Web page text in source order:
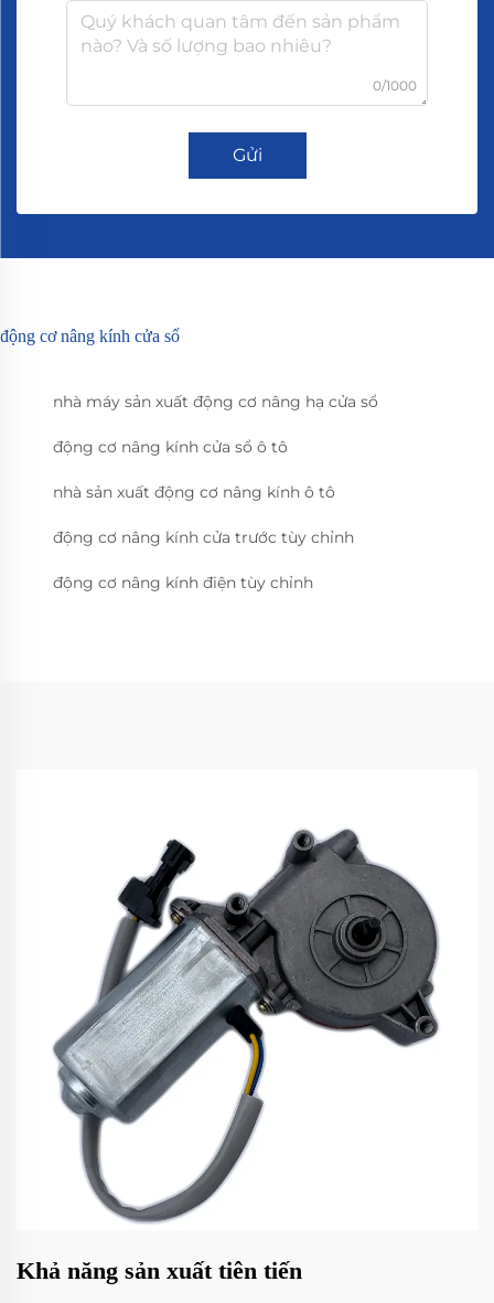
0/1000
Gửi
động cơ nâng kính cửa sổ
nhà máy sản xuất động cơ nâng hạ cửa sổ
động cơ nâng kính cửa sổ ô tô
nhà sản xuất động cơ nâng kính ô tô
động cơ nâng kính cửa trước tùy chỉnh
động cơ nâng kính điện tùy chỉnh
Khả năng sản xuất tiên tiến